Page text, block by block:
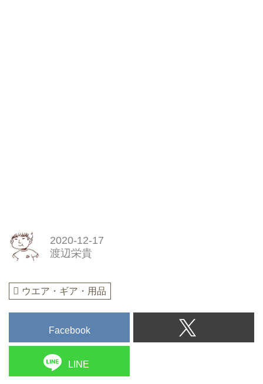
2020-12-17
渡辺栄貴
ウエア・ギア・用品
Facebook
LINE